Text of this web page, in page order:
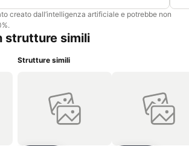
creato dall’intelligenza artificiale e potrebbe non
strutture simili
Strutture simili